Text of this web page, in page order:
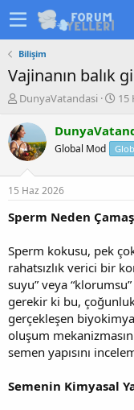
Bilişim
Vajinanın balık
K
n
u
y
b
a
ş
t
a
n
DunyaVatandasi
B
ş
l
a
ç
r
h
i
15
Global Mod
15 Haz 2026
Sperm Neden
Sperm kokusu, pek
rahatsızlık verici bir
suyu” veya
gerekir ki bu,
gerçekleşen
oluşum
semen yapısını
Semenin Kimyasal